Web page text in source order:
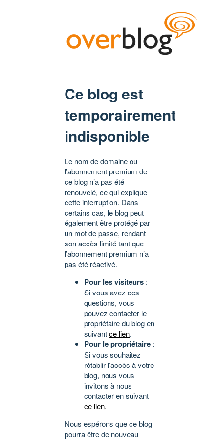
Ce blog est
temporairement
indisponible
Le nom de domaine ou
l’abonnement premium de
ce blog n’a pas été
renouvelé, ce qui explique
cette interruption. Dans
certains cas, le blog peut
également être protégé par
un mot de passe, rendant
son accès limité tant que
l’abonnement premium n’a
pas été réactivé.
Pour les visiteurs :
Si vous avez des
questions, vous
pouvez contacter le
propriétaire du blog en
suivantce lien.
Pour le propriétaire :
Si vous souhaitez
rétablir l’accès à votre
blog, nous vous
invitons à nous
contacter en suivant
ce lien.
Nous espérons que ce blog
pourra être de nouveau